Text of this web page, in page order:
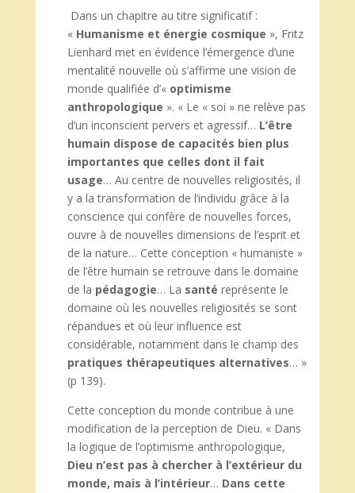
Dans un chapitre au titre significatif :
« Humanisme et énergie cosmique », Fritz
Lienhard met en évidence l’émergence d’une
mentalité nouvelle où s’affirme une vision de
monde qualifiée d’« optimisme
anthropologique ». « Le « soi » ne relève pas
d’un inconscient pervers et agressif… L’être
humain dispose de capacités bien plus
importantes que celles dont il fait
usage… Au centre de nouvelles religiosités, il
y a la transformation de l’individu grâce à la
conscience qui confère de nouvelles forces,
ouvre à de nouvelles dimensions de l’esprit et
de la nature… Cette conception « humaniste »
de l’être humain se retrouve dans le domaine
de la pédagogie… La santé représente le
domaine où les nouvelles religiosités se sont
répandues et où leur influence est
considérable, notamment dans le champ des
pratiques thérapeutiques alternatives… »
(p 139).
Cette conception du monde contribue à une
modification de la perception de Dieu. « Dans
la logique de l’optimisme anthropologique,
Dieu n’est pas à chercher à l’extérieur du
monde, mais à l’intérieur… Dans cette